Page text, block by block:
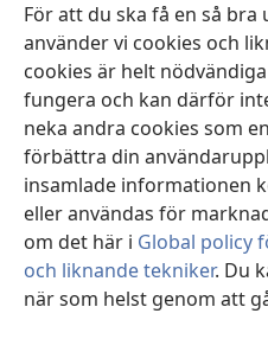
För att du ska få en så
använder vi cookies och
cookies är helt
fungera och kan därför
neka andra cookies som
förbättra din
insamlade informationen
eller användas för
om det här i Global policy
och liknande tekniker. Du
när som helst genom att
nytt
fönster)JW Hub ®
(öppnar
nytt
fönster)JW Library
Watchtower Library
Copyright© 2026 Watch Tower
ANVÄNDARVILLKOR